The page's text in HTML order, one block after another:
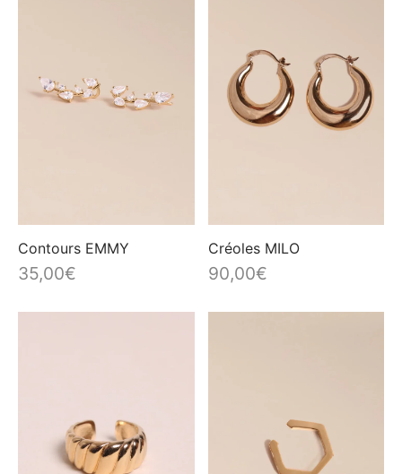
Contours EMMY
35,00€
Créoles MILO
90,00€